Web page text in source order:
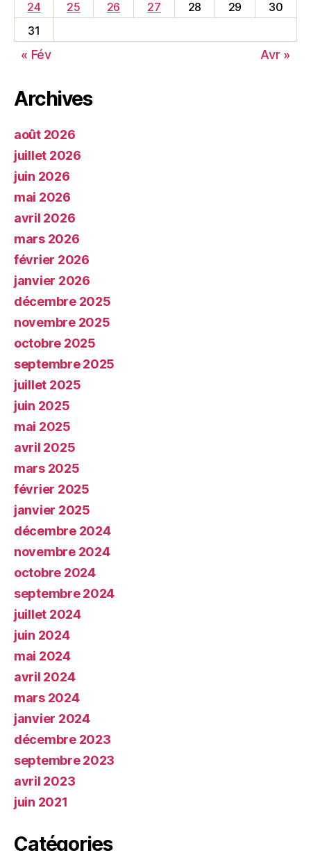
24
25 26 27 28 29
30
31
« Fév Avr »
Archives
août 2026
juillet 2026
juin 2026
mai 2026
avril 2026
mars 2026
février 2026
janvier 2026
décembre 2025
novembre 2025
octobre 2025
septembre 2025
juillet 2025
juin 2025
mai 2025
avril 2025
mars 2025
février 2025
janvier 2025
décembre 2024
novembre 2024
octobre 2024
septembre 2024
juillet 2024
juin 2024
mai 2024
avril 2024
mars 2024
janvier 2024
décembre 2023
septembre 2023
avril 2023
juin 2021
Catégories